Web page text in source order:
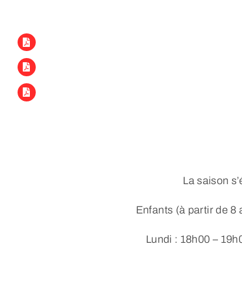
La saison
Enfants (à partir de 8
Lundi : 18h00 –